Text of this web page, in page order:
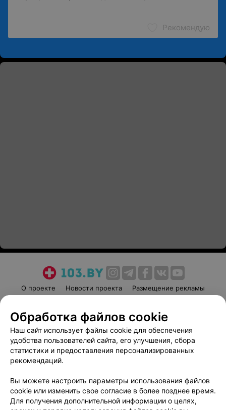
Рекомендую
О проекте Новости проекта
Размещение рекламы
Пользовательское соглашение
Способы оплаты
Вакансии
Партнеры
Написать руководителю 103.by
Обработка персональных данных
Обработка файлов cookie
Наш сайт использует файлы cookie для обеспечения
удобства пользователей сайта, его улучшения, сбора
статистики и предоставления персонализированных
рекомендаций.
Вы можете настроить параметры использования файлов
cookie или изменить свое согласие в более позднее время.
Для получения дополнительной информации о целях,